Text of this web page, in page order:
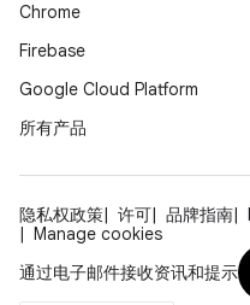
Chrome
Firebase
Google Cloud Platform
所有产品
隐私权政策 许可 品牌指南
Manage cookies
通过电子邮件接收资讯和提示